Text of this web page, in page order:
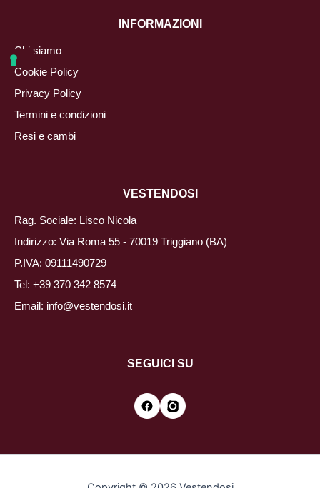
INFORMAZIONI
Chi siamo
Cookie Policy
Privacy Policy
Termini e condizioni
Resi e cambi
VESTENDOSI
Rag. Sociale: Lisco Nicola
Indirizzo: Via Roma 55 - 70019 Triggiano (BA)
P.IVA: 09111490729
Tel: +39 370 342 8574
Email: info@vestendosi.it
SEGUICI SU